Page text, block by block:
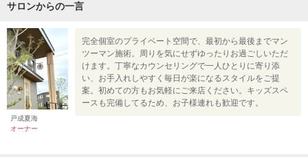
サロンからの一言
戸成夏海
オーナー
完全個室のプライベート空間で、最初から最後までマン
ツーマン施術。周りを気にせずゆったりお過ごしいただ
けます。丁寧なカウンセリングで一人ひとりに寄り添
い、お手入れしやすく毎日が楽になるスタイルをご提
案。初めての方もお気軽にご来店ください。キッズスペ
ースも完備してるため、お子様連れも歓迎です。